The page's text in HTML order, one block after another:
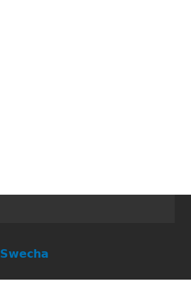
Swecha